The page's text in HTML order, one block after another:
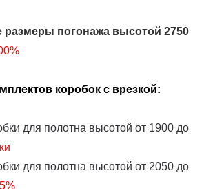
размеры погонажа высотой 2750
коробок с врезкой:
для полотна высотой от 1900 до
для полотна высотой от 2050 до